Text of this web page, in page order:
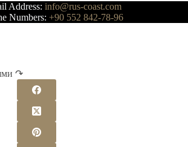
Address: info@rus-coast.com
Numbers: +90 552 842-78-96
↷